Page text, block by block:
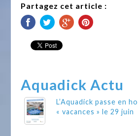
Partagez cet article :
Aquadick Actu
L’Aquadick passe en
« vacances » le 29 juin